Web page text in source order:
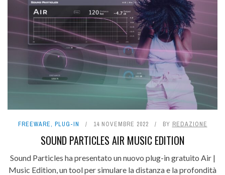
FREEWARE, PLUG-IN 14 NOVEMBRE 2022 BY REDAZIONE
SOUND PARTICLES AIR MUSIC EDITION
Sound Particles ha presentato un nuovo plug-in gratuito Air |
Music Edition, un tool per simulare la distanza e la profondità